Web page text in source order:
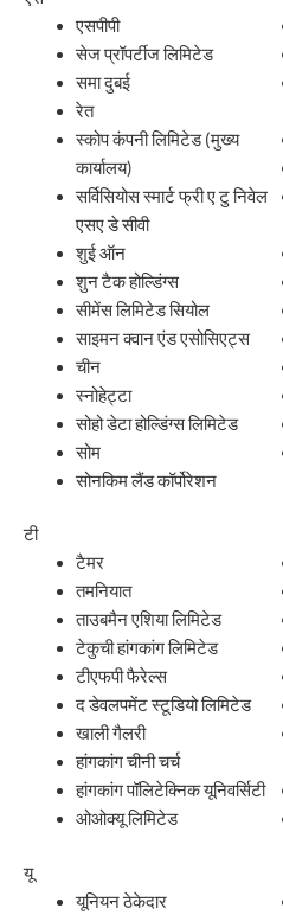
एसपीपी
सेज प्रॉपर्टीज लिमिटेड
समा दुबई
रेत
स्कोप कंपनी लिमिटेड (मुख्य
कार्यालय)
सर्विसियोस स्मार्ट फ्री ए टु निवेल
एसए डे सीवी
शुई ऑन
शुन टैक होल्डिंग्स
सीमेंस लिमिटेड सियोल
साइमन क्वान एंड एसोसिएट्स
चीन
स्नोहेट्टा
सोहो डेटा होल्डिंग्स लिमिटेड
सोम
सोनकिम लैंड कॉर्पोरेशन
टी
टैमर
तमनियात
ताउबमैन एशिया लिमिटेड
टेकुची हांगकांग लिमिटेड
टीएफपी फैरेल्स
द डेवलपमेंट स्टूडियो लिमिटेड
खाली गैलरी
हांगकांग चीनी चर्च
हांगकांग पॉलिटेक्निक यूनिवर्सिटी
ओओक्यू लिमिटेड
यू
यूनियन ठेकेदार